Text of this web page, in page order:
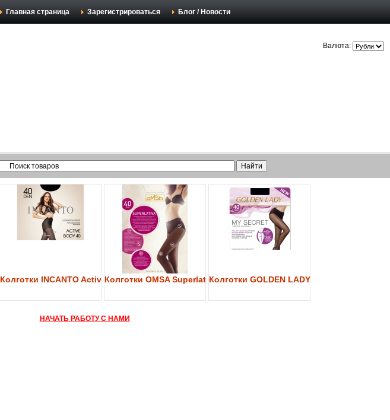
Главная страница Зарегистрироваться Блог / Новости
Валюта:
Колготки INCANTO Active Body 40Колготки OMSA Superlativa 40Колготки GOLDEN LADY My Secret 40
НАЧАТЬ РАБОТУ С НАМИ